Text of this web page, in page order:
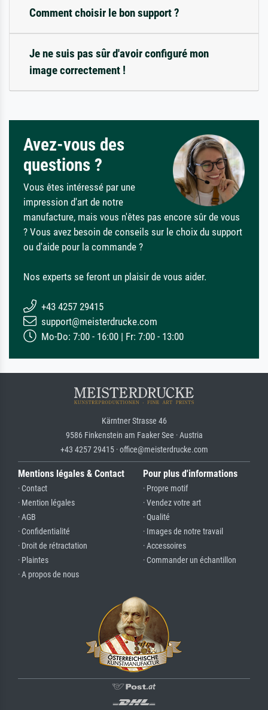
Comment choisir le bon support ?
Je ne suis pas sûr d'avoir configuré mon
image correctement !
Avez-vous des
questions ?
Vous êtes intéressé par une
impression d'art de notre
manufacture, mais vous n'êtes pas encore sûr de vous
? Vous avez besoin de conseils sur le choix du support
ou d'aide pour la commande ?
Nos experts se feront un plaisir de vous aider.
+43 4257 29415
support@meisterdrucke.com
Mo-Do: 7:00 - 16:00 | Fr: 7:00 - 13:00
Kärntner Strasse 46
9586 Finkenstein am Faaker See · Austria
+43 4257 29415 · office@meisterdrucke.com
Mentions légales & Contact
· Contact
· Mention légales
· AGB
· Confidentialité
· Droit de rétractation
· Plaintes
· A propos de nous
Pour plus d'informations
· Propre motif
· Vendez votre art
· Qualité
· Images de notre travail
· Accessoires
· Commander un échantillon